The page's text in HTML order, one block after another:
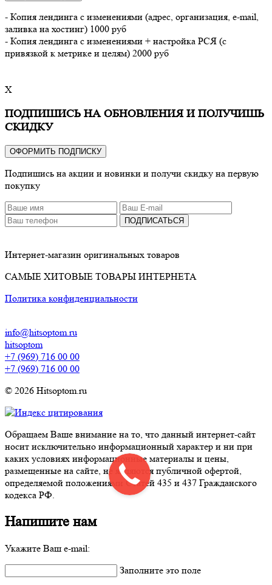
- Копия лендинга с изменениями (адрес, организация, e-mail,
заливка на хостинг) 1000 руб
- Копия лендинга с изменениями + настройка РСЯ (с
привязкой к метрике и целям) 2000 руб
X
ПОДПИШИСЬ НА ОБНОВЛЕНИЯ И ПОЛУЧИШЬ
СКИДКУ
ОФОРМИТЬ ПОДПИСКУ
Подпишись на акции и новинки и получи скидку на первую
покупку
ПОДПИСАТЬСЯ
Интернет-магазин оригинальных товаров
САМЫЕ ХИТОВЫЕ ТОВАРЫ ИНТЕРНЕТА
Политика конфиденциальности
info@hitsoptom.ru
hitsoptom
+7 (969) 716 00 00
+7 (969) 716 00 00
© 2026 Hitsoptom.ru
Обращаем Ваше внимание на то, что данный интернет-сайт
носит исключительно информационный характер и ни при
каких условиях информационные материалы и цены,
размещенные на сайте, не являются публичной офертой,
определяемой положениями Статей 435 и 437 Гражданского
кодекса РФ.
Напишите нам
Укажите Ваш e-mail:
Заполните это поле